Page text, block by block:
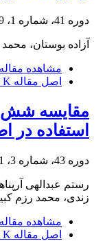
دوره 41، شماره 1، 1389
آزاده بوستان،
مشاهده مقاله
اصل مقاله K
مقایسه شش
استفاده در
دوره 43، شماره 3، 1391، صفحه
رستم عبدالهی
زندی، محمد رزم
مشاهده مقاله
اصل مقاله K